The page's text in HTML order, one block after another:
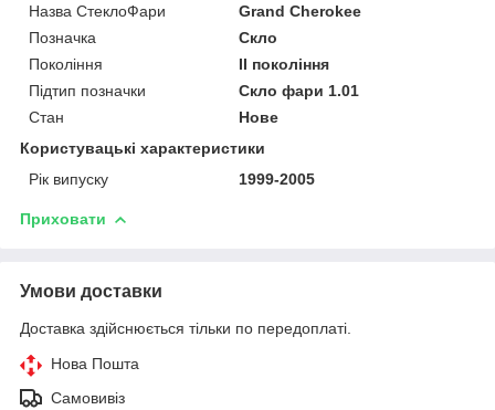
Назва СтеклоФари
Grand Cherokee
Позначка
Скло
Покоління
II покоління
Підтип позначки
Скло фари 1.01
Стан
Нове
Користувацькi характеристики
Рік випуску
1999-2005
Приховати
Умови доставки
Доставка здійснюється тільки по передоплаті.
Нова Пошта
Самовивіз